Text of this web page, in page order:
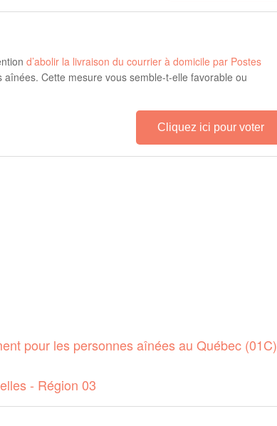
d’abolir la livraison du courrier à domicile par Postes
Cette mesure vous semble-t-elle favorable ou
Cliquez ici pour voter
pour les personnes aînées au Québec (01C)
- Région 03